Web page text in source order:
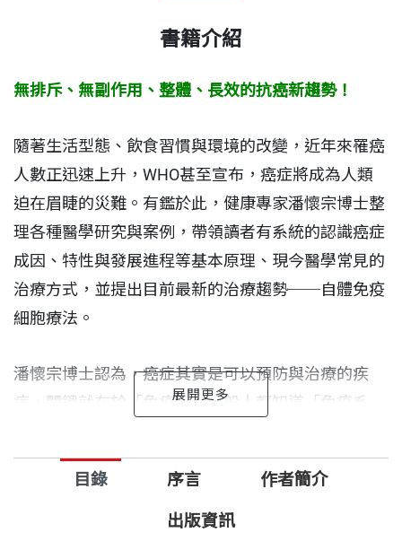
書籍介紹
無排斥、無副作用、整體、長效的抗癌新趨勢！
隨著生活型態、飲食習慣與環境的改變，近年來罹癌
人數正迅速上升，WHO甚至宣布，癌症將成為人類
迫在眉睫的災難。有鑑於此，健康專家潘懷宗博士整
理各種醫學研究與案例，帶領讀者有系統的認識癌症
成因、特性與發展進程等基本原理、現今醫學常見的
治療方式，並提出目前最新的治療趨勢──自體免疫
細胞療法。
潘懷宗博士認為，癌症其實是可以預防與治療的疾
病，關鍵就在於「免疫」。一般人都知道「免疫系
形，通常是一知半解，並不了解免疫系統與癌症的關
係。潘懷宗博士不僅深入淺出的介紹免疫系統，更說
明如何將之應用在癌症治療上。
目錄 序言 作者簡介
出版資訊